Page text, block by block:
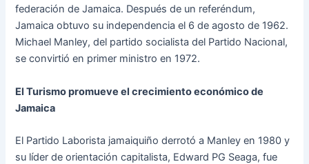
federación de Jamaica. Después de un referéndum,
Jamaica obtuvo su independencia el 6 de agosto de 1962.
Michael Manley, del partido socialista del Partido Nacional,
se convirtió en primer ministro en 1972.
El Turismo promueve el crecimiento económico de
Jamaica
El Partido Laborista jamaiquiño derrotó a Manley en 1980 y
su líder de orientación capitalista, Edward PG Seaga, fue